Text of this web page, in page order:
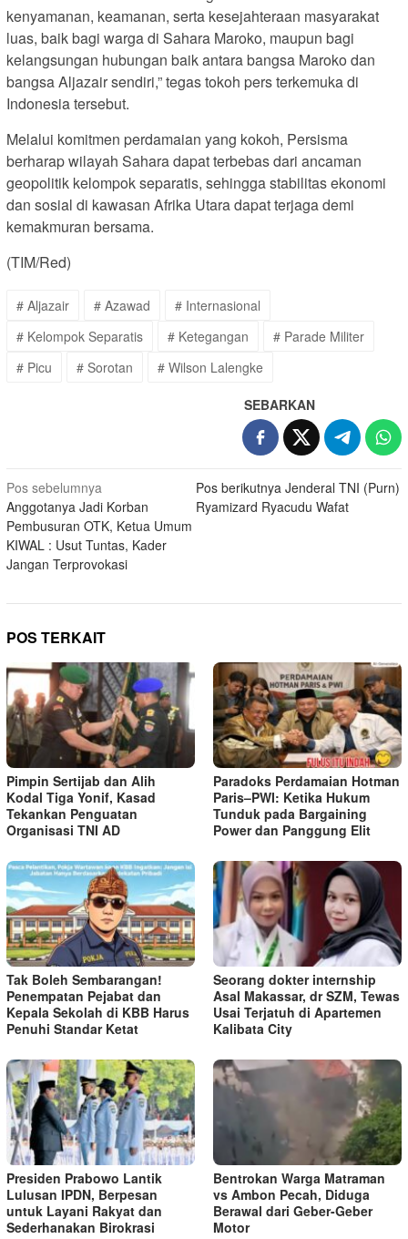
kenyamanan, keamanan, serta kesejahteraan masyarakat
luas, baik bagi warga di Sahara Maroko, maupun bagi
kelangsungan hubungan baik antara bangsa Maroko dan
bangsa Aljazair sendiri,” tegas tokoh pers terkemuka di
Indonesia tersebut.
Melalui komitmen perdamaian yang kokoh, Persisma
berharap wilayah Sahara dapat terbebas dari ancaman
geopolitik kelompok separatis, sehingga stabilitas ekonomi
dan sosial di kawasan Afrika Utara dapat terjaga demi
kemakmuran bersama.
(TIM/Red)
# Aljazair # Azawad
# Internasional
# Kelompok Separatis
# Ketegangan
# Parade Militer
# Picu
# Sorotan # Wilson Lalengke
SEBARKAN
Navigasi
pos
Pos sebelumnya
Anggotanya Jadi Korban
Pembusuran OTK, Ketua Umum
KIWAL : Usut Tuntas, Kader
Jangan Terprovokasi
Pos berikutnya Jenderal TNI (Purn)
Ryamizard Ryacudu Wafat
POS TERKAIT
Pimpin Sertijab dan Alih
Kodal Tiga Yonif, Kasad
Tekankan Penguatan
Organisasi TNI AD
Paradoks Perdamaian Hotman
Paris–PWI: Ketika Hukum
Tunduk pada Bargaining
Power dan Panggung Elit
Tak Boleh Sembarangan!
Penempatan Pejabat dan
Kepala Sekolah di KBB Harus
Penuhi Standar Ketat ​
Seorang dokter internship
Asal Makassar, dr SZM, Tewas
Usai Terjatuh di Apartemen
Kalibata City
Presiden Prabowo Lantik
Lulusan IPDN, Berpesan
untuk Layani Rakyat dan
Sederhanakan Birokrasi
Bentrokan Warga Matraman
vs Ambon Pecah, Diduga
Berawal dari Geber-Geber
Motor